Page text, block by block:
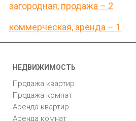
загородная, продажа – 2
коммерческая, аренда – 1
НЕДВИЖИМОСТЬ
Продажа квартир
Продажа комнат
Аренда квартир
Аренда комнат